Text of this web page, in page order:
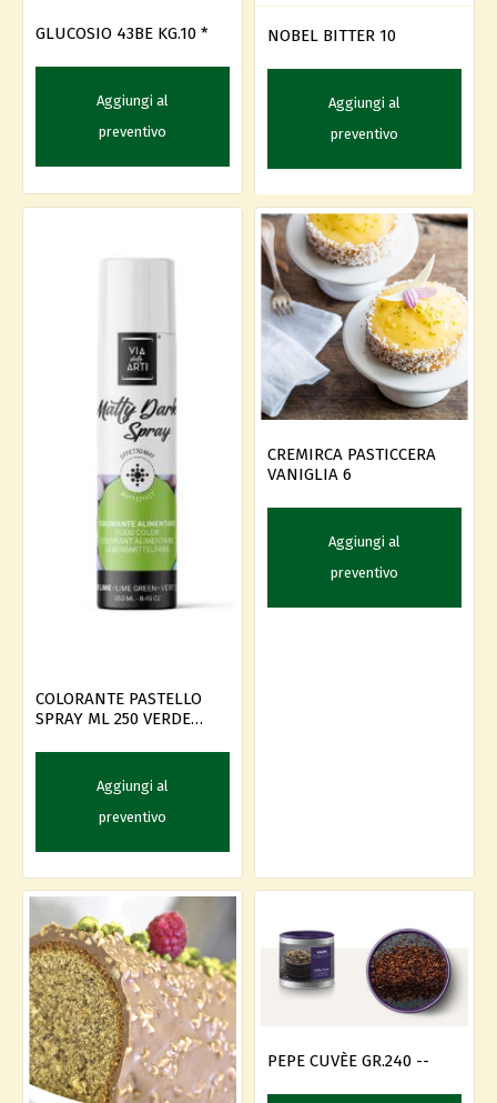
GLUCOSIO 43BE KG.10 *
Aggiungi al
preventivo
NOBEL BITTER 10
Aggiungi al
preventivo
COLORANTE PASTELLO
SPRAY ML 250 VERDE
Aggiungi al
preventivo
CREMIRCA PASTICCERA
VANIGLIA 6
Aggiungi al
preventivo
PEPE CUVÈE GR.240 --